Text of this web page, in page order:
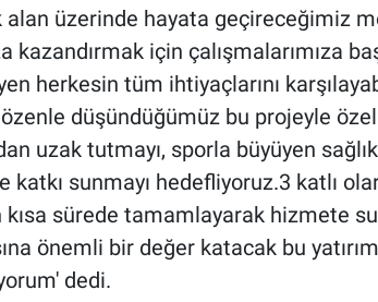
üzerinde hayata geçireceğimiz
kazandırmak için çalışmalarımıza
herkesin tüm ihtiyaçlarını
özenle düşündüğümüz bu projeyle
uzak tutmayı, sporla büyüyen
katkı sunmayı hedefliyoruz.3 katlı
sürede tamamlayarak hizmete
önemli bir değer katacak bu
dedi.